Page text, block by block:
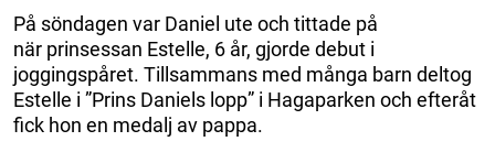
På söndagen var Daniel ute och tittade på
när prinsessan Estelle, 6 år, gjorde debut i
joggingspåret. Tillsammans med många barn deltog
Estelle i ”Prins Daniels lopp” i Hagaparken och efteråt
fick hon en medalj av pappa.